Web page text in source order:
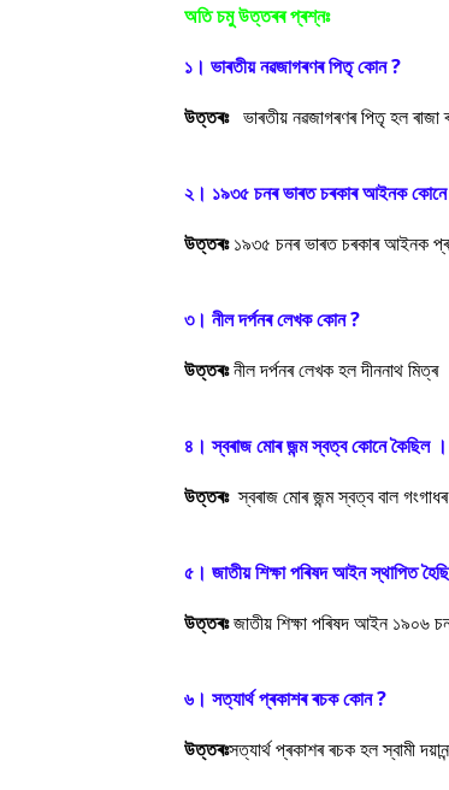
অতি চমু উত্তৰৰ প্ৰশ্নঃ
১। ভাৰতীয় নৱজাগৰণৰ পিতৃ কোন ?
উত্তৰঃ ভাৰতীয় নৱজাগৰণৰ পিতৃ হল ৰাজা
২। ১৯৩৫ চনৰ ভাৰত চৰকাৰ আইনক কোনে
উত্তৰঃ১৯৩৫ চনৰ ভাৰত চৰকাৰ আইনক
৩। নীল দৰ্পনৰ লেখক কোন ?
উত্তৰঃনীল দৰ্পনৰ লেখক হল দীননাথ মিত্ৰ
৪। স্বৰাজ মোৰ জন্ম স্বত্ব কোনে কৈছিল ।
উত্তৰঃ স্বৰাজ মোৰ জন্ম স্বত্ব বাল
৫। জাতীয় শিক্ষা পৰিষদ আইন স্থাপিত
উত্তৰঃজাতীয় শিক্ষা পৰিষদ আইন ১৯০৬
৬। সত্যাৰ্থ প্ৰকাশৰ ৰচক কোন ?
উত্তৰঃসত্যাৰ্থ প্ৰকাশৰ ৰচক হল স্বামী